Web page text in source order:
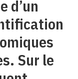
d’un
Sur le